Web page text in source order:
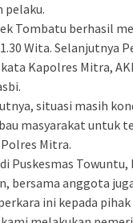
pelaku.
Tombatu berhasil
Wita. Selanjutnya
Kapolres Mitra,
situasi masih
masyarakat untuk
Mitra.
Puskesmas
bersama anggota
ini kepada